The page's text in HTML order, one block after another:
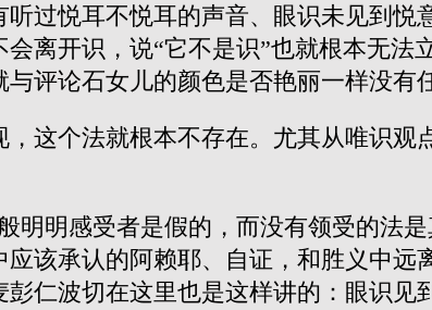
过悦耳不悦耳的声音、眼识未见到悦
离开识，说“它不是识”也就根本无
评论石女儿的颜色是否艳丽一样没有
这个法就根本不存在。尤其从唯识
明明感受者是假的，而没有领受的法
该承认的阿赖耶、自证，和胜义中
仁波切在这里也是这样讲的：眼识见